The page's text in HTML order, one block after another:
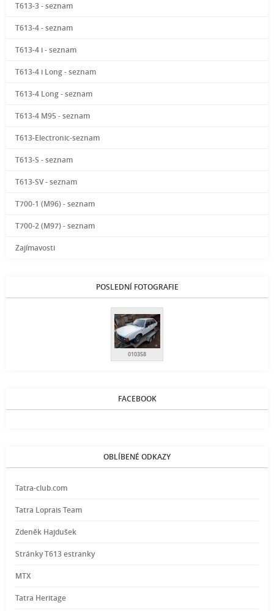
T613-3 - seznam
T613-4 - seznam
T613-4 i - seznam
T613-4 i Long - seznam
T613-4 Long - seznam
T613-4 M95 - seznam
T613-Electronic-seznam
T613-S - seznam
T613-SV - seznam
T700-1 (M96) - seznam
T700-2 (M97) - seznam
Zajímavosti
POSLEDNÍ FOTOGRAFIE
010358
FACEBOOK
OBLÍBENÉ ODKAZY
Tatra-club.com
Tatra Loprais Team
Zdeněk Hajdušek
Stránky T613 estranky
MTX
Tatra Heritage